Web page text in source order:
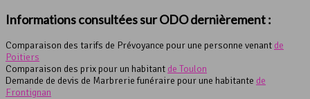
Informations consultées sur ODO dernièrement :
Comparaison des tarifs de Prévoyance pour une personne venant de
Poitiers
Comparaison des prix pour un habitant de Toulon
Demande de devis de Marbrerie funéraire pour une habitante de
Frontignan